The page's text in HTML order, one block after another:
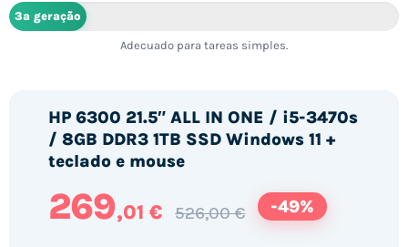
3ª geração
Adecuado para tareas simples.
HP 6300 21.5″ ALL IN ONE / i5-3470s
/ 8GB DDR3 1TB SSD Windows 11 +
teclado e mouse
269,01 € 526,00 € -49%